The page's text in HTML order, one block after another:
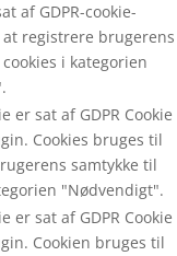
af GDPR-cookie-
registrere brugerens
i kategorien
er sat af GDPR Cookie
Cookies bruges til
samtykke til
"Nødvendigt".
er sat af GDPR Cookie
Cookien bruges til